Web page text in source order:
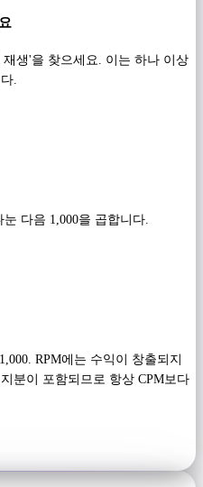
생'을 찾으세요. 이는 하나 이상
.
다음 1,000을 곱합니다.
RPM에는 수익이 창출되지
분이 포함되므로 항상 CPM보다